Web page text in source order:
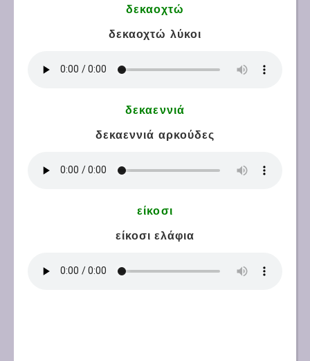
δεκαοχτώ
δεκαοχτώ λύκοι
δεκαεννιά
δεκαεννιά αρκούδες
είκοσι
είκοσι ελάφια